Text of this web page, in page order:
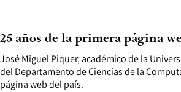
José Miguel Piquer, académico de la
del Departamento de Ciencias de la
página web del país.
25 años de la primera página